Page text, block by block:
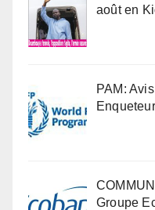
août en
PAM:
Groupe